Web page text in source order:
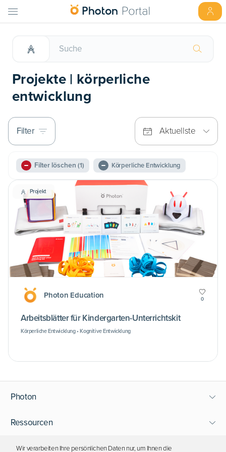
Projekte | körperliche
entwicklung
Filter Aktuellste
Filter löschen (1) Körperliche Entwicklung
Projekt
Photon Education 0
Arbeitsblätter für Kindergarten-Unterrichtskit
Körperliche Entwicklung • Kognitive Entwicklung
Photon
Ressourcen
Support
Wir verarbeiten Ihre persönlichen Daten nur, um Ihnen die